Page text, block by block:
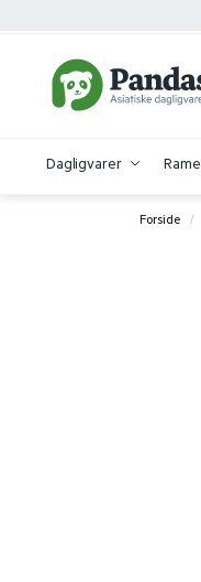
Dagligvarer
Forside /